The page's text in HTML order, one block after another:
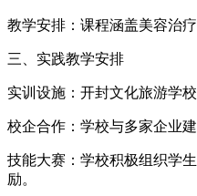
教学安排：课程涵盖美容治
三、实践教学安排
实训设施：开封文化旅游学
校企合作：学校与多家企业
技能大赛：学校积极组织学
励。